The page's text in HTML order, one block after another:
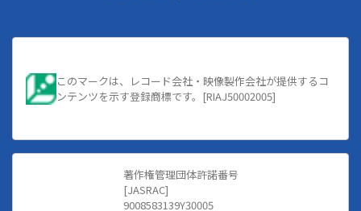
このマークは、レコード会社・映像製作会社が提供するコ
ンテンツを示す登録商標です。[RIAJ50002005]
著作権管理団体許諾番号
[JASRAC]
9008583139Y30005